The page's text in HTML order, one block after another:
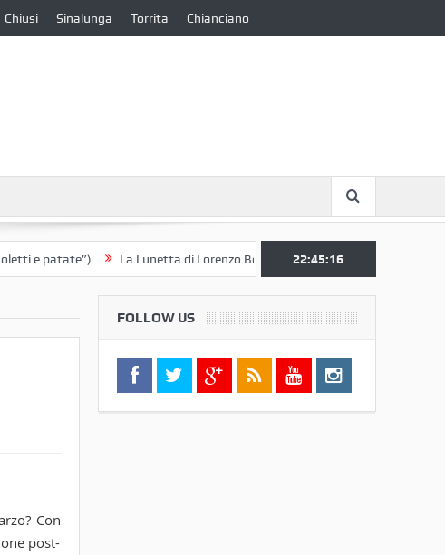
Chiusi Sinalunga Torrita Chianciano
patate”) La Lunetta di Lorenzo Berrettini lascia il Convento di S. Chiara
22:45:17
Con
post-
FOLLOW US